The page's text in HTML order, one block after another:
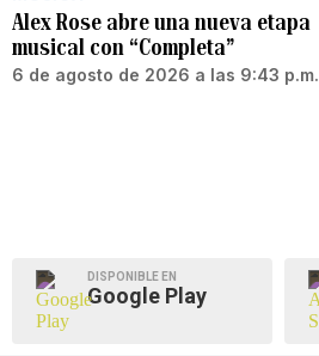
Alex Rose abre una nueva etapa
musical con “Completa”
6 de agosto de 2026 a las 9:43 p.m.
DISPONIBLE EN
Google Play